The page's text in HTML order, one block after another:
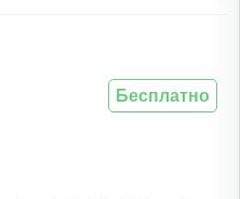
Бесплатно